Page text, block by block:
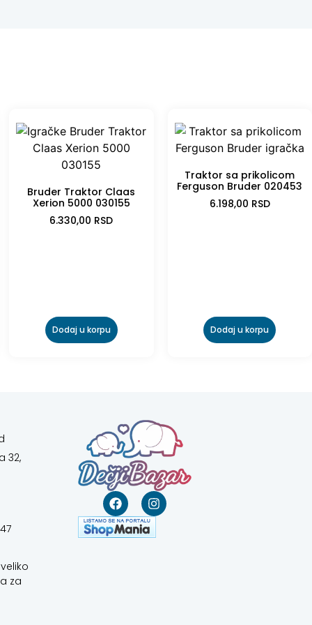
Bruder Traktor Claas
Xerion 5000 030155
6.330,00 RSD
Dodaj u korpu
Traktor sa prikolicom
Ferguson Bruder 020453
6.198,00 RSD
Dodaj u korpu
32,
za